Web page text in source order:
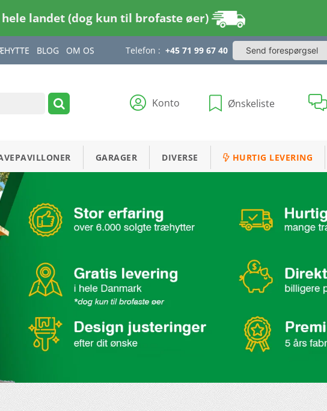
hele landet (dog kun til brofaste øer)
BLOG OM OS Telefon : +45 71 99 67 40 Send forespørgsel
Konto Ønskeliste
GARAGER DIVERSE HURTIG LEVERING